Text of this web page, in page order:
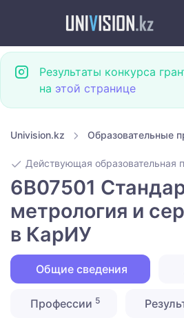
Результаты конкурса
на этой странице
Univision.kz Образовательные
Действующая образовательная
6B07501
метрология и
в КарИУ
Общие сведения
Профессии 5